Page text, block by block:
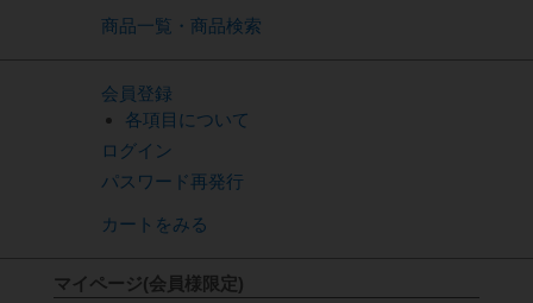
商品一覧・商品検索
会員登録
各項目について
ログイン
パスワード再発行
カートをみる
マイページ(会員様限定)